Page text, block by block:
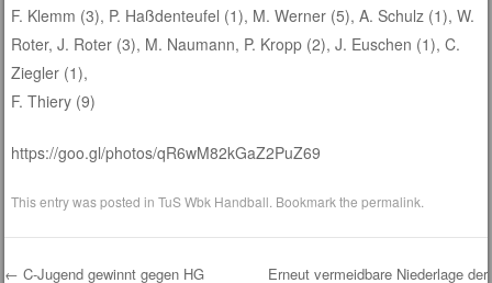
F. Klemm (3), P. Haßdenteufel (1), M. Werner (5), A. Schulz (1), W.
Roter, J. Roter (3), M. Naumann, P. Kropp (2), J. Euschen (1), C.
Ziegler (1),
F. Thiery (9)
https://goo.gl/photos/qR6wM82kGaZ2PuZ69
This entry was posted inTuS Wbk Handball . Bookmark thepermalink
← C-Jugend gewinnt gegen HG
Erneut vermeidbare Niederlage der